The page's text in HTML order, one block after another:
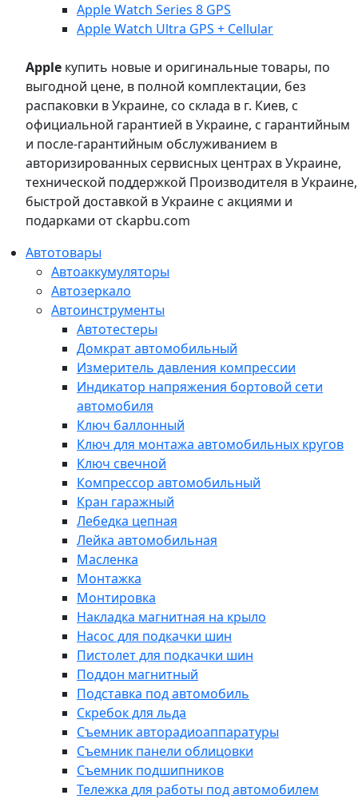
Apple Watch Series 8 GPS
Apple Watch Ultra GPS + Cellular
Apple купить новые и оригинальные товары, по
выгодной цене, в полной комплектации, без
распаковки в Украине, со склада в г. Киев, с
официальной гарантией в Украине, с гарантийным
и после-гарантийным обслуживанием в
авторизированных сервисных центрах в Украине,
технической поддержкой Производителя в Украине,
быстрой доставкой в Украине с акциями и
подарками от ckapbu.com
Автотовары
Автоаккумуляторы
Автозеркало
Автоинструменты
Автотестеры
Домкрат автомобильный
Измеритель давления компрессии
Индикатор напряжения бортовой сети
автомобиля
Ключ баллонный
Ключ для монтажа автомобильных кругов
Ключ свечной
Компрессор автомобильный
Кран гаражный
Лебедка цепная
Лейка автомобильная
Масленка
Монтажка
Монтировка
Накладка магнитная на крыло
Насос для подкачки шин
Пистолет для подкачки шин
Поддон магнитный
Подставка под автомобиль
Скребок для льда
Съемник авторадиоаппаратуры
Съемник панели облицовки
Съемник подшипников
Тележка для работы под автомобилем